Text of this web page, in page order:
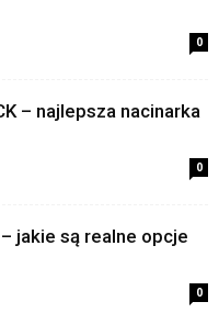
0
– najlepsza nacinarka
0
jakie są realne opcje
0